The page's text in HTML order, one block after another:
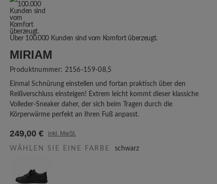
Über 100.000 Kunden sind vom Komfort überzeugt.
MIRIAM
Produktnummer: 2156-159-08,5
Einmal Schnürung einstellen und fortan praktisch über den
Reißverschluss einsteigen! Extrem leicht kommt dieser klassiche
Volleder-Sneaker daher, der sich beim Tragen durch die
Körperwärme perfekt an Ihren Fuß anpasst.
249,00 € inkl. MwSt.
WÄHLEN SIE EINE FARBE schwarz